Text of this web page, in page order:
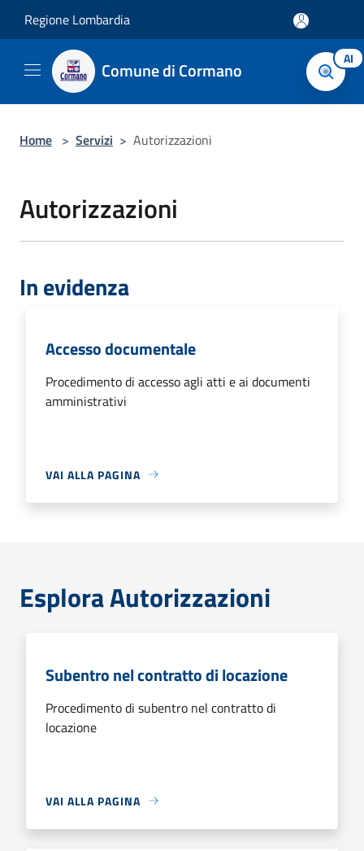
Regione Lombardia
Comune di Cormano AI
Home > Servizi > Autorizzazioni
Autorizzazioni
In evidenza
Accesso documentale
Procedimento di accesso agli atti e ai documenti
amministrativi
VAI ALLA PAGINA
Esplora Autorizzazioni
Subentro nel contratto di locazione
Procedimento di subentro nel contratto di
locazione
VAI ALLA PAGINA